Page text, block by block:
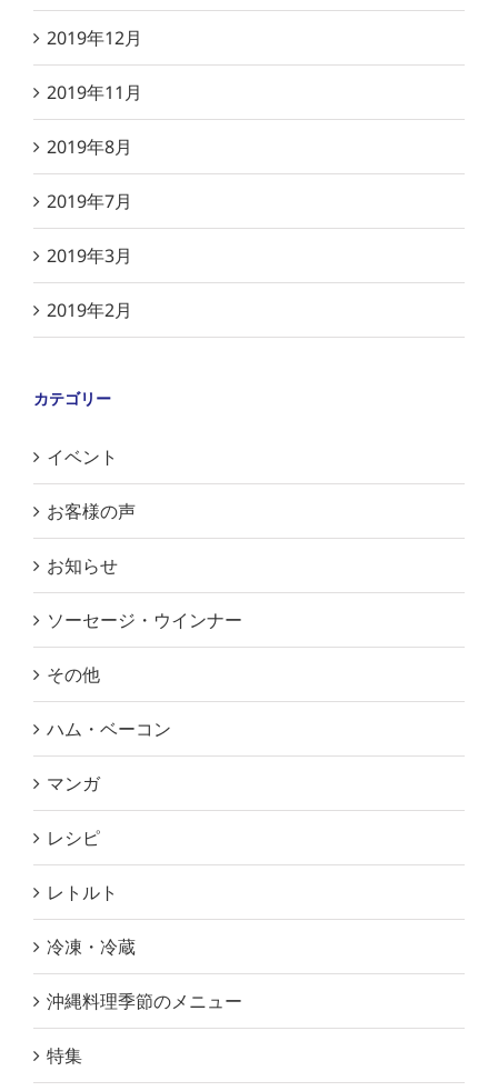
2019年12月
2019年11月
2019年8月
2019年7月
2019年3月
2019年2月
カテゴリー
イベント
お客様の声
お知らせ
ソーセージ・ウインナー
その他
ハム・ベーコン
マンガ
レシピ
レトルト
冷凍・冷蔵
沖縄料理季節のメニュー
特集